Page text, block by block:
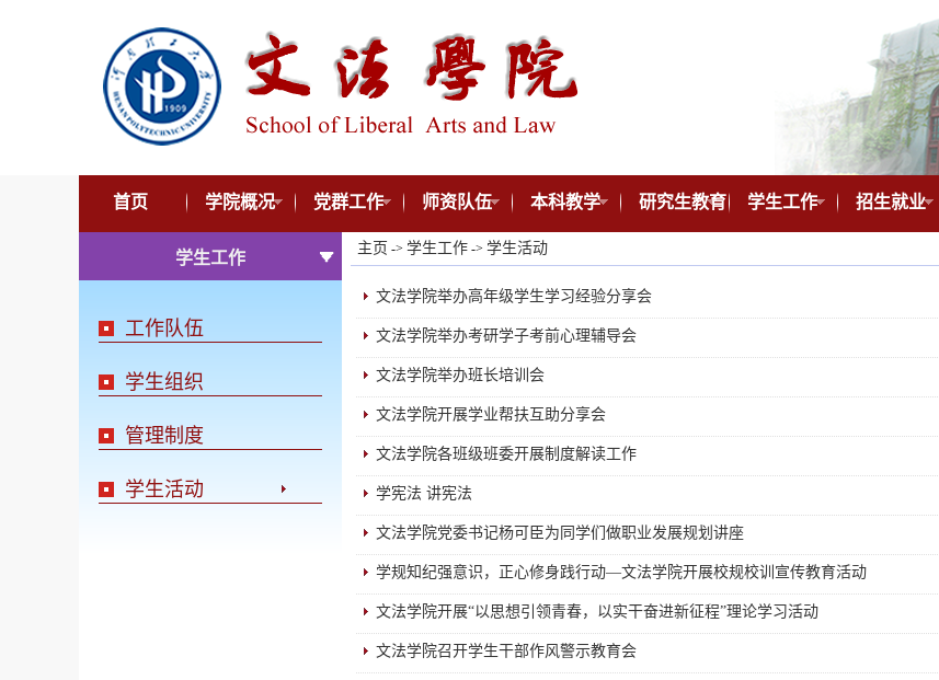
首页 学院概况 党群工作 师资队伍 本科教学 研究生教育 学生工作 招生就业
学生工作
工作队伍
学生组织
管理制度
学生活动
主页 -> 学生工作 -> 学生活动
文法学院举办高年级学生学习经验分享会
文法学院举办考研学子考前心理辅导会
文法学院举办班长培训会
文法学院开展学业帮扶互助分享会
文法学院各班级班委开展制度解读工作
学宪法 讲宪法
文法学院党委书记杨可臣为同学们做职业发展规划讲座
学规知纪强意识，正心修身践行动—文法学院开展校规校训宣传教育活动
文法学院开展“以思想引领青春，以实干奋进新征程”理论学习活动
文法学院召开学生干部作风警示教育会